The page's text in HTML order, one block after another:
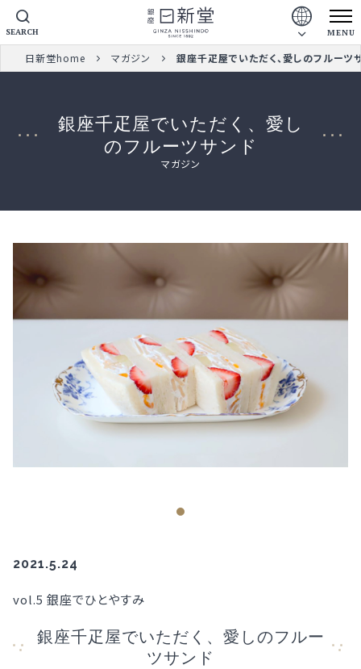
MENU
SEARCH
日新堂home マガジン 銀座千疋屋でいただく、愛しのフルーツ
銀座千疋屋でいただく、愛し
のフルーツサンド
マガジン
2021.5.24
vol.5 銀座でひとやすみ
銀座千疋屋でいただく、愛しのフルー
ツサンド